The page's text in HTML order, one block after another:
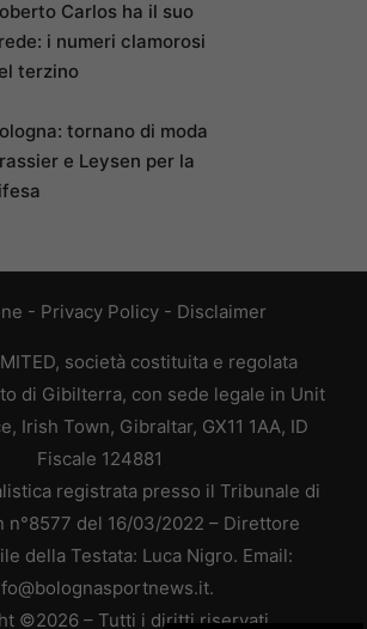
Carlos ha il suo
i numeri clamorosi
terzino
tornano di moda
e Leysen per la
- Privacy Policy- Disclaimer
società costituita e regolata
di Gibilterra, con sede legale in Unit
Irish Town, Gibraltar, GX11 1AA, ID
Fiscale 124881
registrata presso il Tribunale di
n°8577 del 16/03/2022 – Direttore
della Testata: Luca Nigro. Email:
©2026 – Tutti i diritti riservati